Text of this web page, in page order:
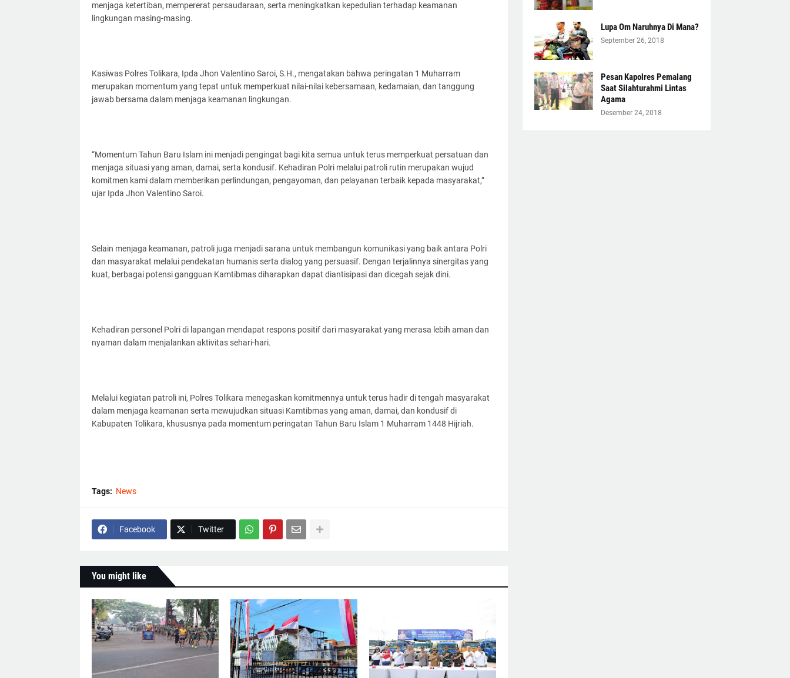
menjaga ketertiban, mempererat persaudaraan, serta meningkatkan kepedulian terhadap keamanan
lingkungan masing-masing.
Kasiwas Polres Tolikara, Ipda Jhon Valentino Saroi, S.H., mengatakan bahwa peringatan 1 Muharram
merupakan momentum yang tepat untuk memperkuat nilai-nilai kebersamaan, kedamaian, dan tanggung
jawab bersama dalam menjaga keamanan lingkungan.
“Momentum Tahun Baru Islam ini menjadi pengingat bagi kita semua untuk terus memperkuat persatuan dan
menjaga situasi yang aman, damai, serta kondusif. Kehadiran Polri melalui patroli rutin merupakan wujud
komitmen kami dalam memberikan perlindungan, pengayoman, dan pelayanan terbaik kepada masyarakat,”
ujar Ipda Jhon Valentino Saroi.
Selain menjaga keamanan, patroli juga menjadi sarana untuk membangun komunikasi yang baik antara Polri
dan masyarakat melalui pendekatan humanis serta dialog yang persuasif. Dengan terjalinnya sinergitas yang
kuat, berbagai potensi gangguan Kamtibmas diharapkan dapat diantisipasi dan dicegah sejak dini.
Kehadiran personel Polri di lapangan mendapat respons positif dari masyarakat yang merasa lebih aman dan
nyaman dalam menjalankan aktivitas sehari-hari.
Melalui kegiatan patroli ini, Polres Tolikara menegaskan komitmennya untuk terus hadir di tengah masyarakat
dalam menjaga keamanan serta mewujudkan situasi Kamtibmas yang aman, damai, dan kondusif di
Kabupaten Tolikara, khususnya pada momentum peringatan Tahun Baru Islam 1 Muharram 1448 Hijriah.
Tags: News
Facebook Twitter
You might like
Lupa Om Naruhnya Di Mana?
September 26, 2018
Pesan Kapolres Pemalang
Saat Silahturahmi Lintas
Agama
Desember 24, 2018